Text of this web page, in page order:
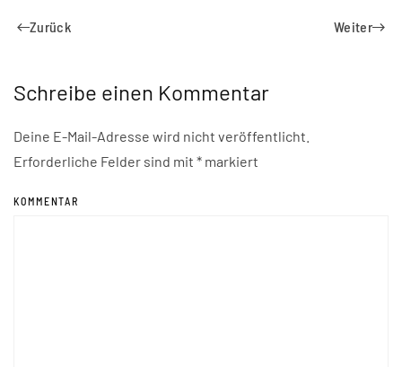
Zurück Weiter
Schreibe einen Kommentar
Deine E-Mail-Adresse wird nicht veröffentlicht.
Erforderliche Felder sind mit * markiert
KOMMENTAR